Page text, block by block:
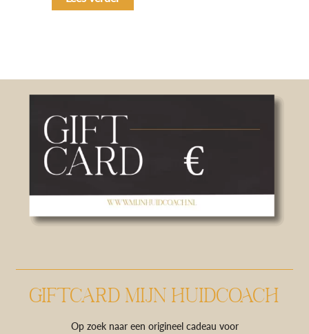
GIFTCARD MIJN HUIDCOACH
Op zoek naar een origineel cadeau voor